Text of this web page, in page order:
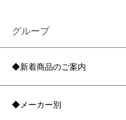
グループ
◆新着商品のご案内
◆メーカー別